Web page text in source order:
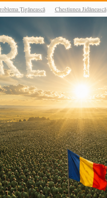
Țigănească Chestiunea Jidănească